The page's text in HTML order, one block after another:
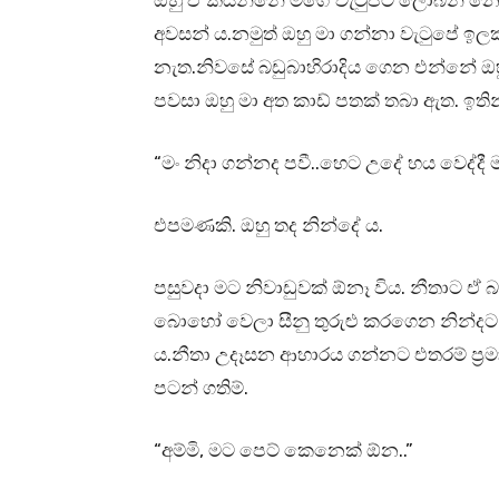
අවසන් ය.නමුත් ඔහු මා ගන්නා වැටුපේ
නැත.නිවසේ බඩුබාහිරාදිය ගෙන එන්නේ
පවසා ඔහු මා අත කාඩ් පතක් තබා ඇත.
“මං නිදා ගන්නද පවී..හෙට උදේ හය වෙද්දී
එපමණකි. ඔහු තද නින්දේ ය.
පසුවදා මට නිවාඩුවක් ඕනෑ විය. නීතාට ඒ
බොහෝ වෙලා සීනු තුරුළු කරගෙන නින්දට
ය.නීතා උදෑසන ආහාරය ගන්නට එතරම්
පටන් ගතිම්.
“අම්මි, මට පෙට් කෙනෙක් ඕන..”